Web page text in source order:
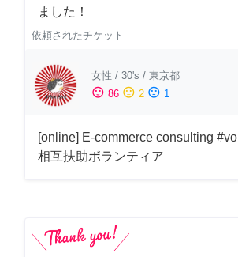
ました！
依頼されたチケット
女性 / 30's / 東京都
sentiment_satisfied 86 sentiment_neutral 2 sentiment_dissatisfied 1
[online] E-commerce consulting
相互扶助ボランティア